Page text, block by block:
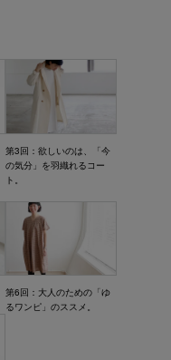
第3回：欲しいのは、「今
の気分」を羽織れるコー
ト。
第6回：大人のための「ゆ
るワンピ」のススメ。